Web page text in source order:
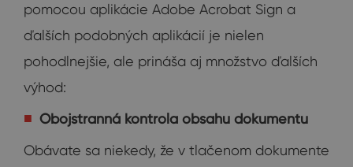
pomocou aplikácie Adobe Acrobat Sign a
ďalších podobných aplikácií je nielen
pohodlnejšie, ale prináša aj množstvo ďalších
výhod:
Obojstranná kontrola obsahu dokumentu
Obávate sa niekedy, že v tlačenom dokumente